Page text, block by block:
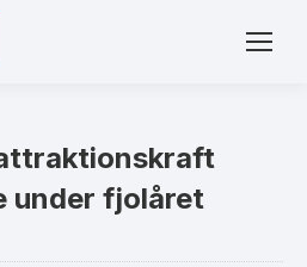
under fjolåret